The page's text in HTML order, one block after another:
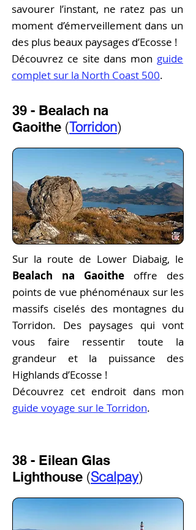
savourer l’instant, ne ratez pas un
moment d’émerveillement dans un
des plus beaux paysages d’Ecosse !
Découvrez ce site dans mon guide
complet sur la North Coast 500.
39 - Bealach na
Gaoithe (Torridon)
Sur la route de Lower Diabaig, le
Bealach na Gaoithe offre des
points de vue phénoménaux sur les
massifs ciselés des montagnes du
Torridon. Des paysages qui vont
vous faire ressentir toute la
grandeur et la puissance des
Highlands d’Ecosse !
Découvrez cet endroit dans mon
guide voyage sur le Torridon.
38 - Eilean Glas
Lighthouse (Scalpay)